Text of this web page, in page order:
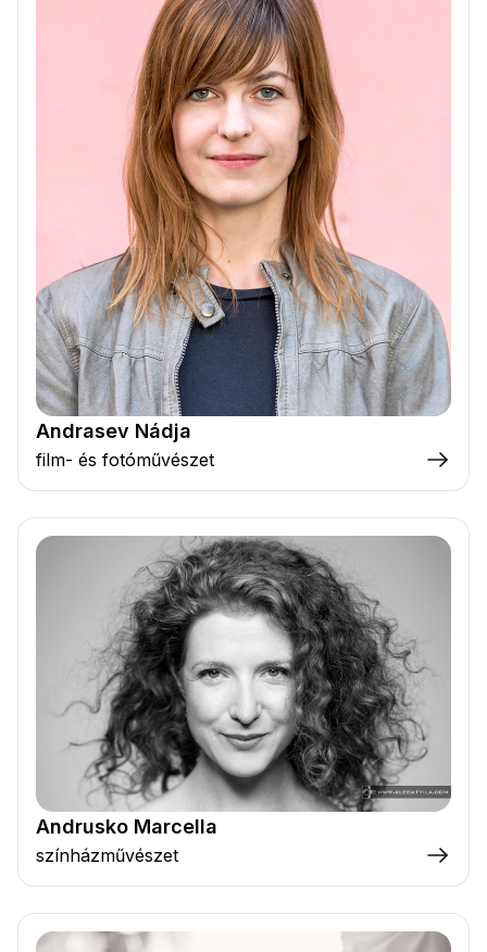
Andrasev Nádja
film- és fotóművészet
Andrusko Marcella
színházművészet